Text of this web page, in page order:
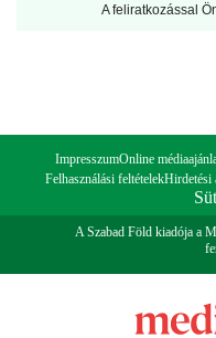
A feliratkozással
ImpresszumOnline
Felhasználási feltételekHirdetési
A Szabad Föld kiadója a